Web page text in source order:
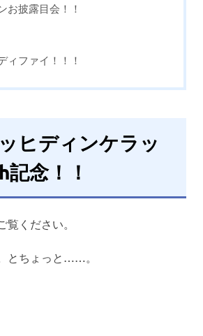
お披露目会！！
ィファイ！！！
ヒディンケラッ
念！！
ください。
とちょっと……。